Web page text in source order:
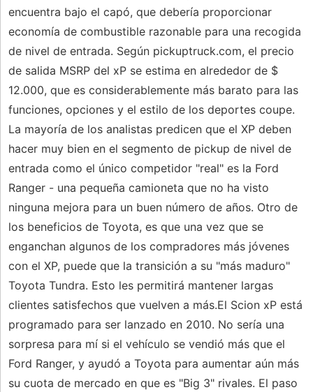
encuentra bajo el capó, que debería proporcionar
economía de combustible razonable para una recogida
de nivel de entrada. Según pickuptruck.com, el precio
de salida MSRP del xP se estima en alrededor de $
12.000, que es considerablemente más barato para las
funciones, opciones y el estilo de los deportes coupe.
La mayoría de los analistas predicen que el XP deben
hacer muy bien en el segmento de pickup de nivel de
entrada como el único competidor "real" es la Ford
Ranger - una pequeña camioneta que no ha visto
ninguna mejora para un buen número de años. Otro de
los beneficios de Toyota, es que una vez que se
enganchan algunos de los compradores más jóvenes
con el XP, puede que la transición a su "más maduro"
Toyota Tundra. Esto les permitirá mantener largas
clientes satisfechos que vuelven a más.El Scion xP está
programado para ser lanzado en 2010. No sería una
sorpresa para mí si el vehículo se vendió más que el
Ford Ranger, y ayudó a Toyota para aumentar aún más
su cuota de mercado en que es "Big 3" rivales. El paso